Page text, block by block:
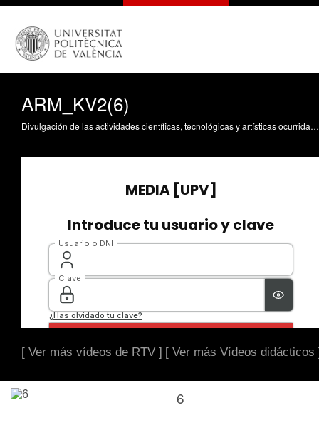
ARM_KV2(6)
Divulgación de las actividades científicas, tecnológicas y artísticas ocurridas en los tres campus de la UPV
[ Ver más vídeos de RTV ] [ Ver más Vídeos didácticos
6